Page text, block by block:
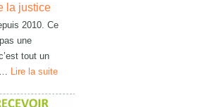
la justice
2010. Ce
une
tout un
Lire la suite